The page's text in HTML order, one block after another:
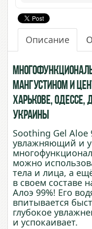
Описание
Мангустином и
Харькове, Одессе,
Украины
Soothing Gel Aloe
увлажняющий и
можно
тела и лица, а
в своем составе
Алоэ 99%! Его
впитывается
глубокое
и успокаивает.